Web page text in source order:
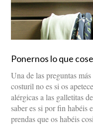
Ponernos lo que
Una de las preguntas
costuril no es si os
alérgicas a las galletitas
saber es si por fin habéis
prendas que os habéis